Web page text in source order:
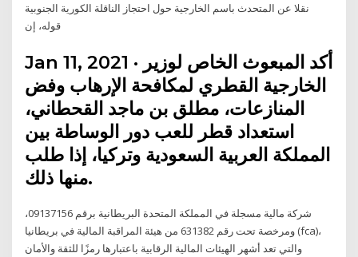
نقلا عن المتحدث باسم الخارجية حول احتجاز الناقلة الكورية الجنوبية
قوله، إن
Jan 11, 2021 · أكد المبعوث الخاص لوزير
الخارجية القطري لمكافحة الإرهاب وفض
المنازعات، مطلق بن ماجد القحطاني،
استعداد قطر للعب دور الوساطة بين
المملكة العربية السعودية وتركيا، إذا طلب
منها ذلك.
شركة مالية مسجلة في المملكة المتحدة البريطانية برقم 09137156،
ومرخصة تحت رقم 631382 من هيئة المراقبة المالية في بريطانيا (fca)،
والتي تعد أشهر الهيئات المالية الرقابية باعتبارها رمزًا للثقة والأمان